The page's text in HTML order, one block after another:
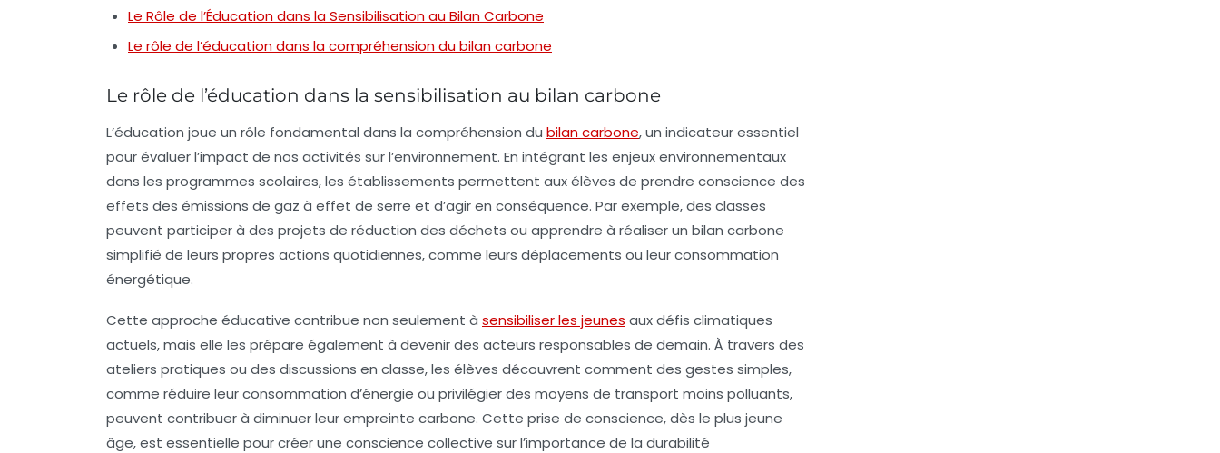
Le Rôle de l’Éducation dans la Sensibilisation au Bilan Carbone
Le rôle de l’éducation dans la compréhension du bilan carbone
Le rôle de l’éducation dans la sensibilisation au bilan carbone
L’éducation joue un rôle fondamental dans la compréhension du bilan carbone, un indicateur essentiel
pour évaluer l’impact de nos activités sur l’environnement. En intégrant les enjeux environnementaux
dans les programmes scolaires, les établissements permettent aux élèves de prendre conscience des
effets des émissions de gaz à effet de serre et d’agir en conséquence. Par exemple, des classes
peuvent participer à des projets de réduction des déchets ou apprendre à réaliser un bilan carbone
simplifié de leurs propres actions quotidiennes, comme leurs déplacements ou leur consommation
énergétique.
Cette approche éducative contribue non seulement à sensibiliser les jeunes aux défis climatiques
actuels, mais elle les prépare également à devenir des acteurs responsables de demain. À travers des
ateliers pratiques ou des discussions en classe, les élèves découvrent comment des gestes simples,
comme réduire leur consommation d’énergie ou privilégier des moyens de transport moins polluants,
peuvent contribuer à diminuer leurempreinte carbone. Cette prise de conscience, dès le plus jeune
âge, est essentielle pour créer une conscience collective sur l’importance de la durabilité